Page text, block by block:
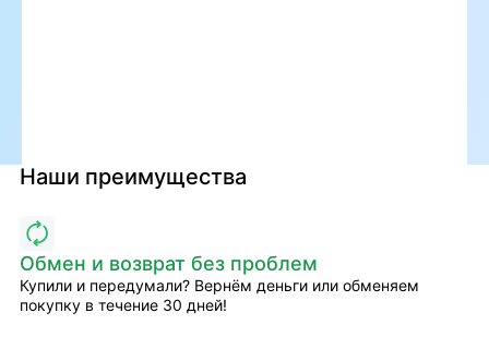
Наши преимущества
Обмен и возврат без проблем
Купили и передумали? Вернём деньги или обменяем
покупку в течение 30 дней!